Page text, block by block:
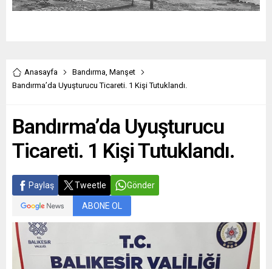
Anasayfa Bandırma, Manşet
Bandırma’da Uyuşturucu Ticareti. 1 Kişi Tutuklandı.
Bandırma’da Uyuşturucu
Ticareti. 1 Kişi Tutuklandı.
Paylaş Tweetle Gönder
ABONE OL